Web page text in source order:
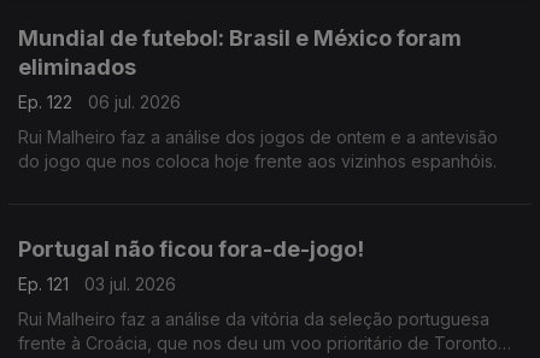
Mundial de futebol: Brasil e México foram
eliminados
Ep. 122
06 jul. 2026
Rui Malheiro faz a análise dos jogos de ontem e a antevisão
do jogo que nos coloca hoje frente aos vizinhos espanhóis.
Portugal não ficou fora-de-jogo!
Ep. 121
03 jul. 2026
Rui Malheiro faz a análise da vitória da seleção portuguesa
frente à Croácia, que nos deu um voo prioritário de Toronto